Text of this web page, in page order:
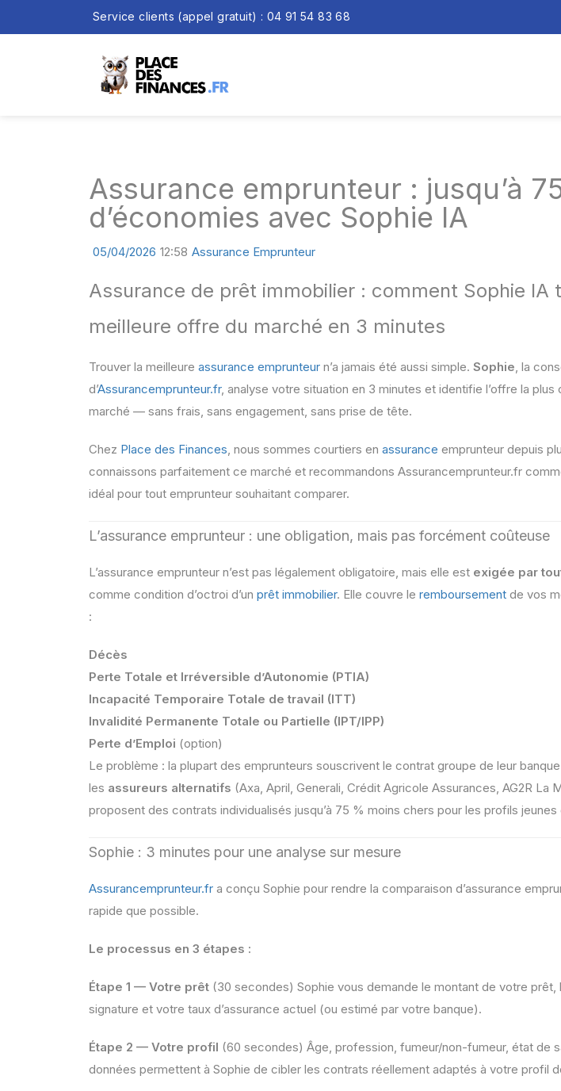
Service clients (appel gratuit) : 04 91 54 83 68
Assurance emprunteur : jusqu’à
d’économies avec Sophie IA
05/04/2026 12:58 Assurance Emprunteur
Assurance de prêt immobilier : comment Sophie IA
meilleure offre du marché en 3 minutes
Trouver la meilleure assurance emprunteur n’a jamais été aussi simple. Sophie, la
d’Assurancemprunteur.fr, analyse votre situation en 3 minutes et identifie l’offre la
marché — sans frais, sans engagement, sans prise de tête.
Chez Place des Finances, nous sommes courtiers en assurance emprunteur depuis
connaissons parfaitement ce marché et recommandons Assurancemprunteur.fr
idéal pour tout emprunteur souhaitant comparer.
L’assurance emprunteur : une obligation, mais pas forcément coûteuse
L’assurance emprunteur n’est pas légalement obligatoire, mais elle est exigée par
comme condition d’octroi d’un prêt immobilier. Elle couvre le remboursement de vos
:
Décès
Perte Totale et Irréversible d’Autonomie (PTIA)
Incapacité Temporaire Totale de travail (ITT)
Invalidité Permanente Totale ou Partielle (IPT/IPP)
Perte d’Emploi (option)
Le problème : la plupart des emprunteurs souscrivent le contrat groupe de leur
les assureurs alternatifs (Axa, April, Generali, Crédit Agricole Assurances, AG2R La
proposent des contrats individualisés jusqu’à 75 % moins chers pour les profils
Sophie : 3 minutes pour une analyse sur mesure
Assurancemprunteur.fr a conçu Sophie pour rendre la comparaison d’assurance
rapide que possible.
Le processus en 3 étapes :
Étape 1 — Votre prêt (30 secondes) Sophie vous demande le montant de votre prêt,
signature et votre taux d’assurance actuel (ou estimé par votre banque).
Étape 2 — Votre profil (60 secondes) Âge, profession, fumeur/non-fumeur, état de
données permettent à Sophie de cibler les contrats réellement adaptés à votre profil